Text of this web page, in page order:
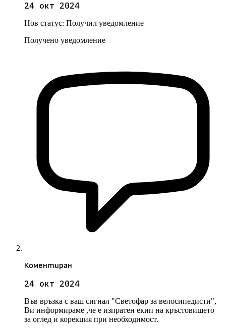
24 окт 2024
Нов статус: Получил уведомление
Получено уведомление
Коментиран
24 окт 2024
Във връзка с ваш сигнал "Светофар за велосипедисти",
Ви информираме ,че е изпратен екип на кръстовището
за оглед и корекция при необходимост.